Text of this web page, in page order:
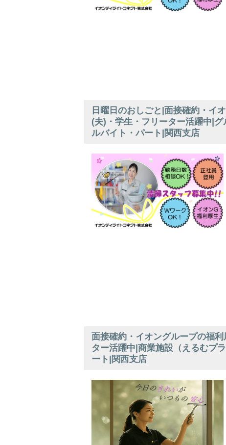
日曜日のおしごと|面接確約・イ
(夫)・学生・フリーター活躍中|
ルバイト・パート|関西支店
面接確約・イオングループの福
ター活躍中|商業施設（えるむプ
ート|関西支店